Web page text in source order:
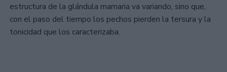
estructura de la glándula mamaria va variando, sino que,
con el paso del tiempo los pechos pierden la tersura y la
tonicidad que los caracterizaba.